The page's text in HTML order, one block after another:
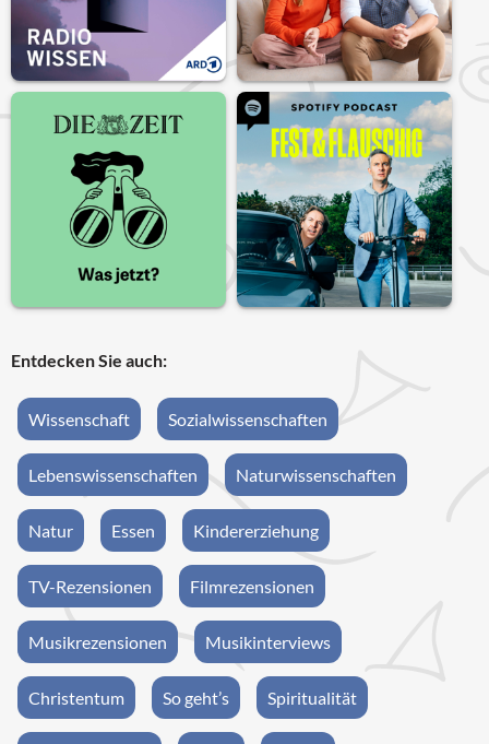
Entdecken Sie auch:
Wissenschaft Sozialwissenschaften
Lebenswissenschaften Naturwissenschaften
Natur Essen Kindererziehung
TV-Rezensionen Filmrezensionen
Musikrezensionen Musikinterviews
Christentum So geht’s Spiritualität